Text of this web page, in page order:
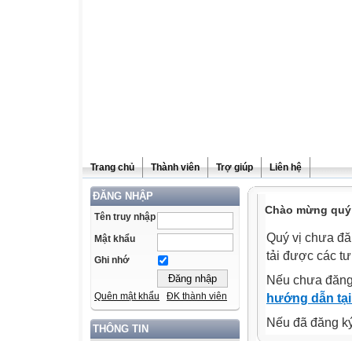
Trang chủ Thành viên Trợ giúp Liên hệ
ĐĂNG NHẬP
Tên truy nhập
Mật khẩu
Ghi nhớ
Quên mật khẩu ĐK thành viên
THÔNG TIN
Chào mừng
Quý vị chưa
tải được các
Nếu chưa
hướng dẫn
Nếu đã đăng